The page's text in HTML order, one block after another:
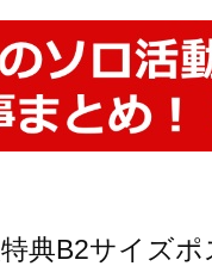
典B2サイズ